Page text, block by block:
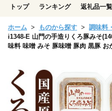
トップ ランキング 返礼品一覧
ホーム ものから探す 調味料
i1348-E 山門の手造りくろ豚みそ
味料 味噌 みそ 豚味噌 豚肉 黒豚 お